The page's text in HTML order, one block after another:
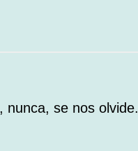
nunca, se nos olvide.